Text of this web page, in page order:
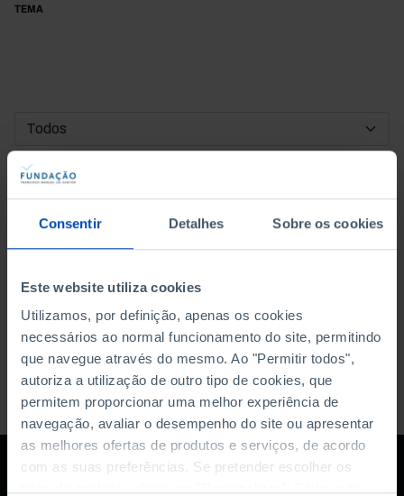
Consentir Detalhes Sobre os cookies
Este website utiliza cookies
Utilizamos, por definição, apenas os cookies
necessários ao normal funcionamento do site, permitindo
que navegue através do mesmo. Ao "Permitir todos",
autoriza a utilização de outro tipo de cookies, que
permitem proporcionar uma melhor experiência de
navegação, avaliar o desempenho do site ou apresentar
as melhores ofertas de produtos e serviços, de acordo
com as suas preferências. Se pretender escolher os
TEMA
DATA DE INÍCIO
DATA DE FIM